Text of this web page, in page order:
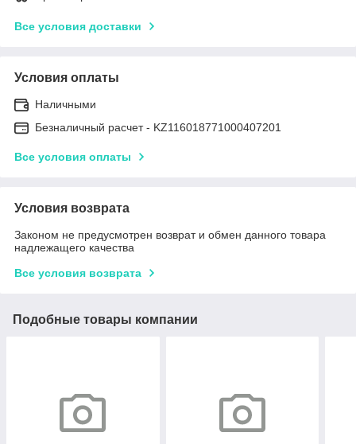
Все условия доставки
Условия оплаты
Наличными
Безналичный расчет - KZ116018771000407201
Все условия оплаты
Условия возврата
Законом не предусмотрен возврат и обмен данного товара
надлежащего качества
Все условия возврата
Подобные товары компании